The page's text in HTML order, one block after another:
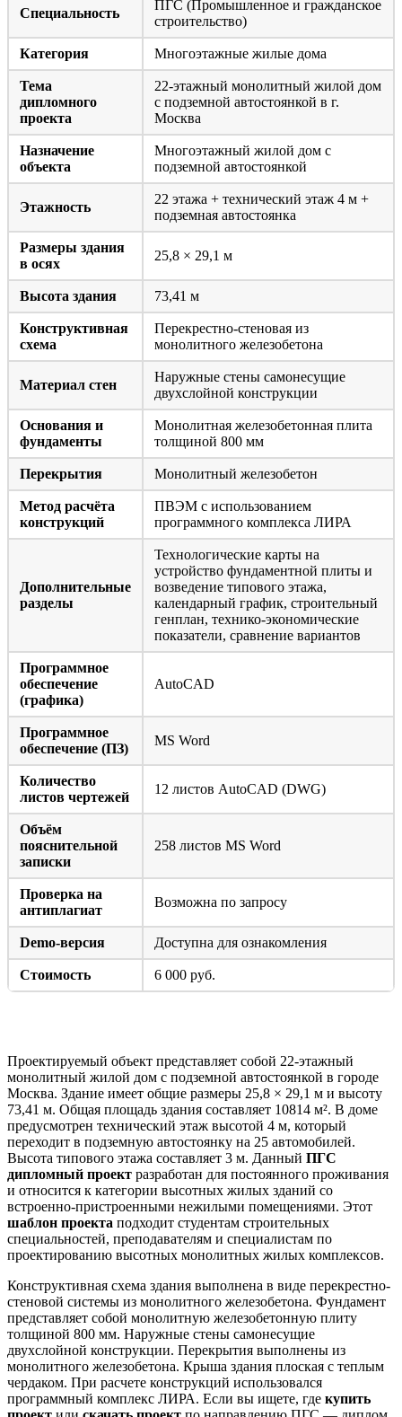
Специальность
ПГС (Промышленное и гражданское
строительство)
Категория Многоэтажные жилые дома
Тема
дипломного
проекта
22-этажный монолитный жилой дом
с подземной автостоянкой в г.
Москва
Назначение
объекта
Многоэтажный жилой дом с
подземной автостоянкой
Этажность
22 этажа + технический этаж 4 м +
подземная автостоянка
Размеры здания
в осях
25,8 × 29,1 м
Высота здания 73,41 м
Конструктивная
схема
Перекрестно-стеновая из
монолитного железобетона
Материал стен
Наружные стены самонесущие
двухслойной конструкции
Основания и
фундаменты
Монолитная железобетонная плита
толщиной 800 мм
Перекрытия Монолитный железобетон
Метод расчёта
конструкций
ПВЭМ с использованием
программного комплекса ЛИРА
Дополнительные
разделы
Технологические карты на
устройство фундаментной плиты и
возведение типового этажа,
календарный график, строительный
генплан, технико-экономические
показатели, сравнение вариантов
Программное
обеспечение
(графика)
AutoCAD
Программное
обеспечение (ПЗ)
MS Word
Количество
листов чертежей
12 листов AutoCAD (DWG)
Объём
пояснительной
записки
258 листов MS Word
Проверка на
антиплагиат
Возможна по запросу
Demo-версия Доступна для ознакомления
Стоимость 6 000 руб.
Проектируемый объект представляет собой 22-этажный
монолитный жилой дом с подземной автостоянкой в городе
Москва. Здание имеет общие размеры 25,8 × 29,1 м и высоту
73,41 м. Общая площадь здания составляет 10814 м². В доме
предусмотрен технический этаж высотой 4 м, который
переходит в подземную автостоянку на 25 автомобилей.
Высота типового этажа составляет 3 м. Данный ПГС
дипломный проект разработан для постоянного проживания
и относится к категории высотных жилых зданий со
встроенно-пристроенными нежилыми помещениями. Этот
шаблон проекта подходит студентам строительных
специальностей, преподавателям и специалистам по
проектированию высотных монолитных жилых комплексов.
Конструктивная схема здания выполнена в виде перекрестно-
стеновой системы из монолитного железобетона. Фундамент
представляет собой монолитную железобетонную плиту
толщиной 800 мм. Наружные стены самонесущие
двухслойной конструкции. Перекрытия выполнены из
монолитного железобетона. Крыша здания плоская с теплым
чердаком. При расчете конструкций использовался
программный комплекс ЛИРА. Если вы ищете, где купить